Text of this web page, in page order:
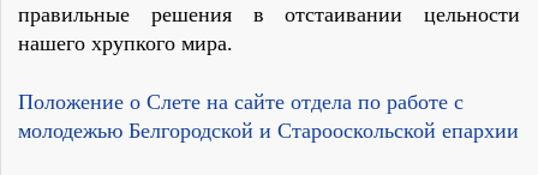
правильные решения в отстаивании цельности
нашего хрупкого мира.
Положение о Слете на сайте отдела по работе с
молодежью Белгородской и Старооскольской епархии